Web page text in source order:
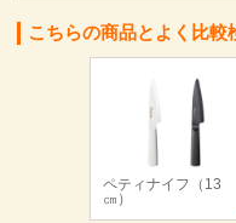
こちらの商品とよく比較
ペティナイフ（13
㎝）